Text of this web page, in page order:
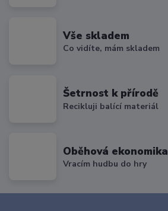
Vše skladem
Co vidíte, mám skladem
Šetrnost k přírodě
Recikluji balící materiál
Oběhová ekonomika
Vracím hudbu do hry